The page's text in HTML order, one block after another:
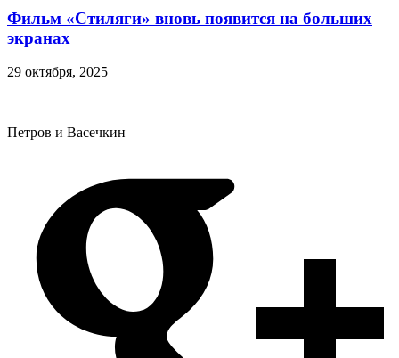
Фильм «Стиляги» вновь появится на больших
экранах
29 октября, 2025
Петров и Васечкин